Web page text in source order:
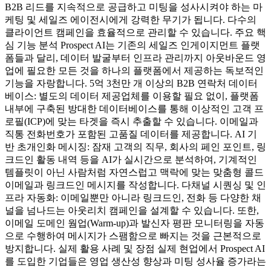
B2B 리드를 지속적으로 공급하고 미팅을 성사시켜야 하는 마
케팅 및 세일즈 에이전시에게 강력한 무기가 됩니다. 다수의
클라이언트 캠페인을 효율적으로 관리할 수 있습니다. 주요 핵
심 기능 분석 Prospect AI는 기존의 세일즈 인게이지먼트 플랫
폼들과 달리, 데이터 발굴부터 인프라 관리까지 아웃바운드 영
업에 필요한 모든 것을 하나의 플랫폼에서 제공하는 독보적인
기능을 자랑합니다. 5억 3천만 개 이상의 B2B 연락처 데이터
베이스: 별도의 데이터 제공업체를 이용할 필요 없이, 플랫폼
내부에 구축된 방대한 데이터베이스를 통해 이상적인 고객 프
로필(ICP)에 맞는 타겟을 즉시 추출할 수 있습니다. 이메일과
직통 전화번호가 포함된 고품질 데이터를 제공합니다. AI 기
반 초개인화 메시징: 잠재 고객의 직무, 회사의 페인 포인트, 링
크드인 활동 내역 등을 AI가 실시간으로 분석하여, 기계적인
템플릿이 아닌 사람처럼 자연스럽고 맥락에 맞는 맞춤형 콜드
이메일과 링크드인 메시지를 작성합니다. 다채널 시퀀싱 및 인
프라 자동화: 이메일뿐만 아니라 링크드인, 전화 등 다양한 채
널을 넘나드는 아웃리치 캠페인을 설계할 수 있습니다. 또한,
이메일 도메인 웜업(Warm-up)과 발신자 평판 모니터링을 자동
으로 수행하여 메시지가 스팸함으로 빠지는 것을 근본적으로
방지합니다. 실제 활용 사례 및 장점 실제 현업에서 Prospect AI
를 도입한 기업들은 영업 생산성 향상과 미팅 성사율 증가라는